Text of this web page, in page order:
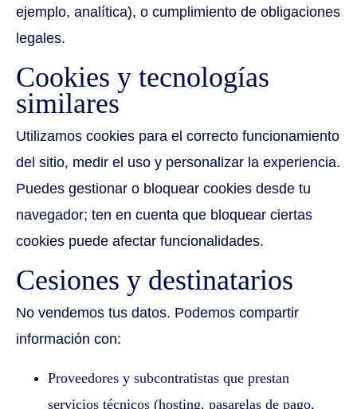
ejemplo, analítica), o cumplimiento de obligaciones
legales.
Cookies y tecnologías
similares
Utilizamos cookies para el correcto funcionamiento
del sitio, medir el uso y personalizar la experiencia.
Puedes gestionar o bloquear cookies desde tu
navegador; ten en cuenta que bloquear ciertas
cookies puede afectar funcionalidades.
Cesiones y destinatarios
No vendemos tus datos. Podemos compartir
información con:
Proveedores y subcontratistas que prestan
servicios técnicos (hosting, pasarelas de pago,